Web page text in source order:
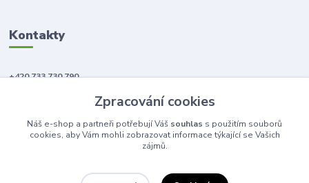
Kontakty
+420 733 730 790
Zpracování cookies
Náš e-shop a partneři potřebují Váš souhlas s použitím souborů
cookies, aby Vám mohli zobrazovat informace týkající se Vašich
zájmů.